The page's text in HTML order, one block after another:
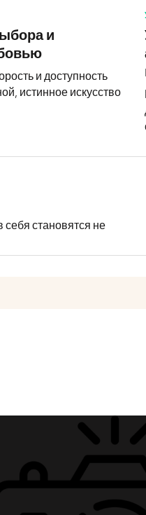
и
и доступность
истинное искусство
становятся не
дня: необычные открытки